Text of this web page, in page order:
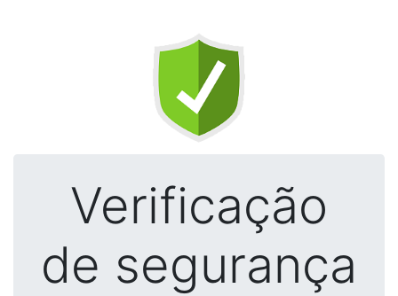
Verificação
de segurança